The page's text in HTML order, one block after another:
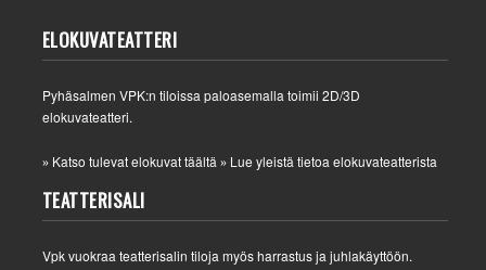
ELOKUVATEATTERI
Pyhäsalmen VPK:n tiloissa paloasemalla toimii 2D/3D
elokuvateatteri.
» Katso tulevat elokuvat täältä » Lue yleistä tietoa elokuvateatterista
TEATTERISALI
Vpk vuokraa teatterisalin tiloja myös harrastus ja juhlakäyttöön.